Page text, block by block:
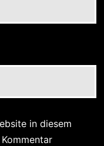
in diesem